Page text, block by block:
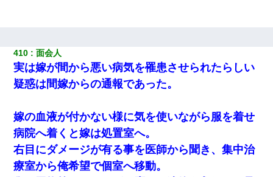
410 面会人
実は嫁が間から悪い病気を罹患させられたらしい
疑惑は間嫁からの通報であった。
嫁の血液が付かない様に気を使いながら服を着せ
病院へ着くと嫁は処置室へ。
右目にダメージが有る事を医師から聞き、集中治
療室から俺希望で個室へ移動。